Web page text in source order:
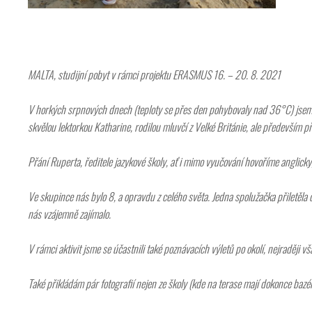
MALTA, studijní pobyt v rámci projektu ERASMUS 16. – 20. 8. 2021
V horkých srpnových dnech (teploty se přes den pohybovaly nad 36°C)
skvělou lektorkou Katharine, rodilou mluvčí z Velké Británie, ale
Přání Ruperta, ředitele jazykové školy, ať i mimo vyučování hovoříme
Ve skupince nás bylo 8, a opravdu z celého světa. Jedna spolužačka
nás vzájemně zajímalo.
V rámci aktivit jsme se účastnili také poznávacích výletů po okolí,
Také přikládám pár fotografií nejen ze školy (kde na terase mají dokonce